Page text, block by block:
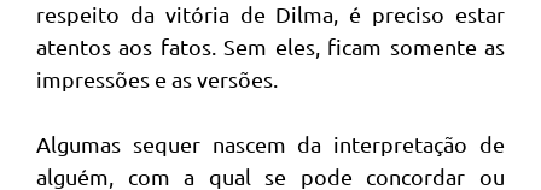
respeito da vitória de Dilma, é preciso estar
atentos aos fatos. Sem eles, ficam somente as
impressões e as versões.
Algumas sequer nascem da interpretação de
alguém, com a qual se pode concordar ou